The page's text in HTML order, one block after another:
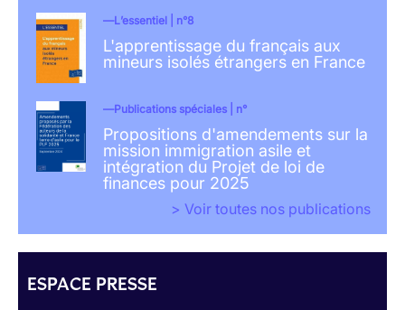
L’essentiel | n°8
L'apprentissage du français aux
mineurs isolés étrangers en France
Publications spéciales | n°
Propositions d'amendements sur la
mission immigration asile et
intégration du Projet de loi de
finances pour 2025
> Voir toutes nos publications
ESPACE PRESSE